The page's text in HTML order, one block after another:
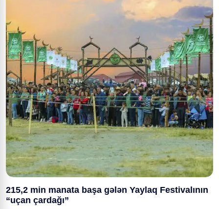
215,2 min manata başa gələn Yaylaq Festivalının
“uçan çardağı”